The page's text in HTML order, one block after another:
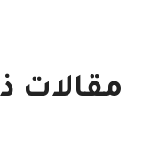
مقالات